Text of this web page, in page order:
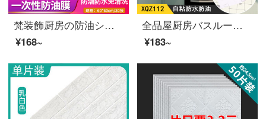
梵装飾厨房の防油シールが透明で、自粘性油煙機で、油遮断フィルムキャビネットの壁に使い捨ての防水紙と油汚れ吸油紙を貼り付けます。かまどの壁面の台のかまどは、貼る膜で使い捨ての透明膜60*60 CM【30枚/1巻】
¥168~
全品屋厨房バスルームのモザイクpvc壁ステッカートイレの防水防油タイルは高温に耐えて薄黄の子供時代のXQZ 112 61 cm幅を貼り、3メートルの長さ（デフォルト連続出荷）
¥183~